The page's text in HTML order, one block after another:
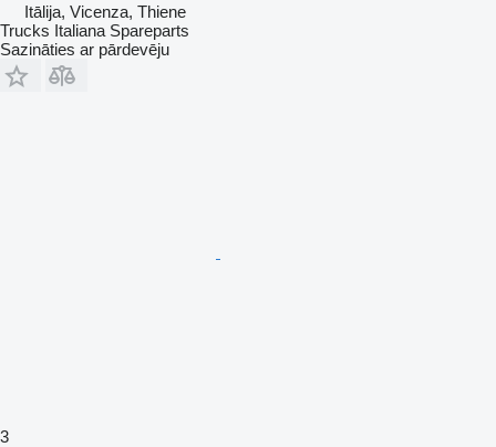
Itālija, Vicenza, Thiene
Trucks Italiana Spareparts
Sazināties ar pārdevēju
3